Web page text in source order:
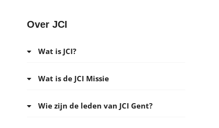
Over JCI
Wat is JCI?
Wat is de JCI Missie
Wie zijn de leden van JCI Gent?